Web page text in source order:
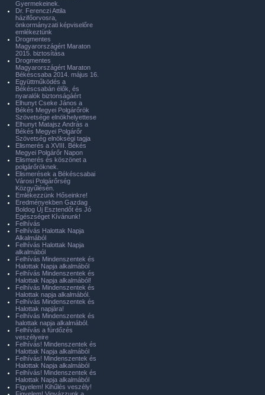
Gyermekeinek.
Dr. Ferenczi Attila
házifőorvosra,
önkormányzati képviselőre
emlékeztünk
Drogmentes
Magyarországért Maraton
2015. biztosítása
Drogmentes
Magyarországért Maraton
Békéscsaba 2014. május 16.
Együttműködés a
Békéscsabán élők, és
nyaralók biztonságáért
Elhunyt Cseke János a
Békés Megyei Polgárőrök
Szövetsége elnökhelyettese
Elhunyt Matajsz András a
Békés Megyei Polgárőr
Szövetség elnökségi tagja
Elismerés a XVIII. Békés
Megyei Polgárőr Napon
Elismerés és köszönet a
polgárőröknek.
Elismerések a Békéscsabai
Városi Polgárőrség
Közgyűlésén.
Emlékezzünk Hőseinkre!
Eredményekben Gazdag
Boldog Új Esztendőt és Jó
Egészséget Kívánunk!
Felhívás
Felhívás Halottak Napja
Alkalmából
Felhívás Halottak Napja
alkalmából
Felhívás Mindenszentek és
Halottak Napja alkalmából
Felhívás Mindenszentek és
Halottak Napja alkalmából!
Felhívás Mindenszentek és
Halottak napja alkalmából.
Felhívás Mindenszentek és
Halottak napjára!
Felhívás Mindenszentek és
halottak napja alkalmából.
Felhívás a fürdőzés
veszélyeire
Felhívás! Mindenszentek és
Halottak Napja alkalmából
Felhívás! Mindenszentek és
Halottak Napja alkalmából
Felhívás! Mindenszentek és
Halottak Napja alkalmából
Figyelem! Kihűlés veszély!